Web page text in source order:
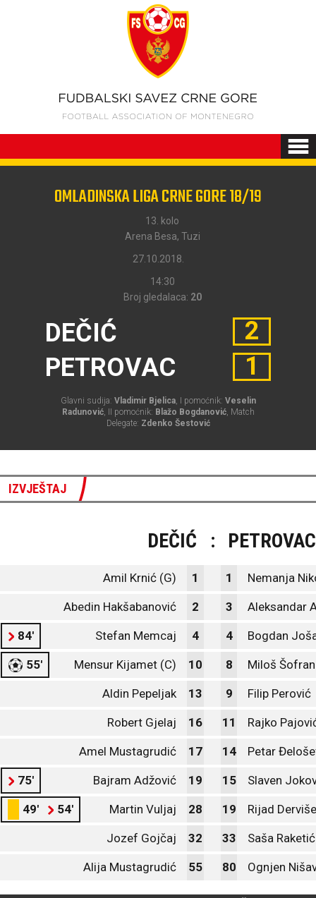
OMLADINSKA LIGA CRNE GORE 18/19
13. kolo
Arena Besa, Tuzi
27.10.2018.
14:30
Broj gledalaca: 20
DEČIĆ
PETROVAC
2
1
Glavni sudija: Vladimir Bjelica, I pomoćnik: Veselin
Radunović, II pomoćnik: Blažo Bogdanović, Match
Delegate: Zdenko Šestović
IZVJEŠTAJ
DEČIĆ : PETROVAC
Amil Krnić (G) 1 1 Nemanja
Abedin Hakšabanović 2 3 Aleksandar
84' Stefan Memcaj 4 4 Bogdan
55' Mensur Kijamet (C) 10 8 Miloš
Aldin Pepeljak 13 9 Filip Perović
Robert Gjelaj 16 11 Rajko
Amel Mustagrudić 17 14 Petar
75' Bajram Adžović 19 15 Slaven
49' 54' Martin Vuljaj 28 19 Rijad
Jozef Gojčaj 32 33 Saša Raketić
Alija Mustagrudić 55 80 Ognjen